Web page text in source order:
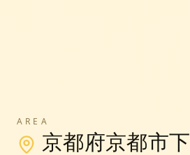
AREA
京都府京都市